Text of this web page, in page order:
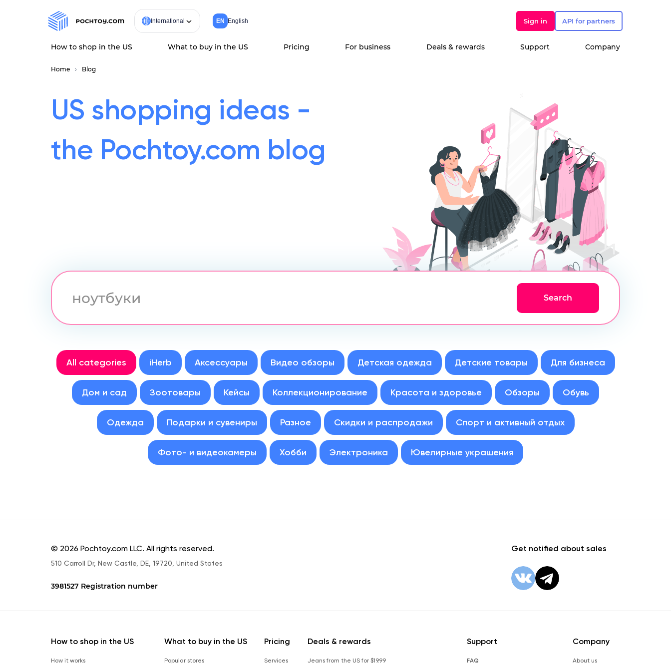
International EN English Sign in API for partners
How to shop in the US What to buy in the US Pricing For business Deals & rewards Support Company
Home Blog
US shopping ideas -
the Pochtoy.com blog
All categories iHerb Аксессуары Видео обзоры Детская одежда Детские товары Для бизнеса
Дом и сад Зоотовары Кейсы Коллекционирование Красота и здоровье Обзоры Обувь
Одежда Подарки и сувениры Разное Скидки и распродажи Спорт и активный отдых
Фото- и видеокамеры Хобби Электроника Ювелирные украшения
© 2026 Pochtoy.com LLC. All rights reserved.
510 Carroll Dr, New Castle, DE, 19720, United States
3981527 Registration number
Get notified about sales
How to shop in the US
How it works
What to buy in the US
Popular stores
Pricing
Services
Deals & rewards
Jeans from the US for $19.99
Support
FAQ
Company
About us